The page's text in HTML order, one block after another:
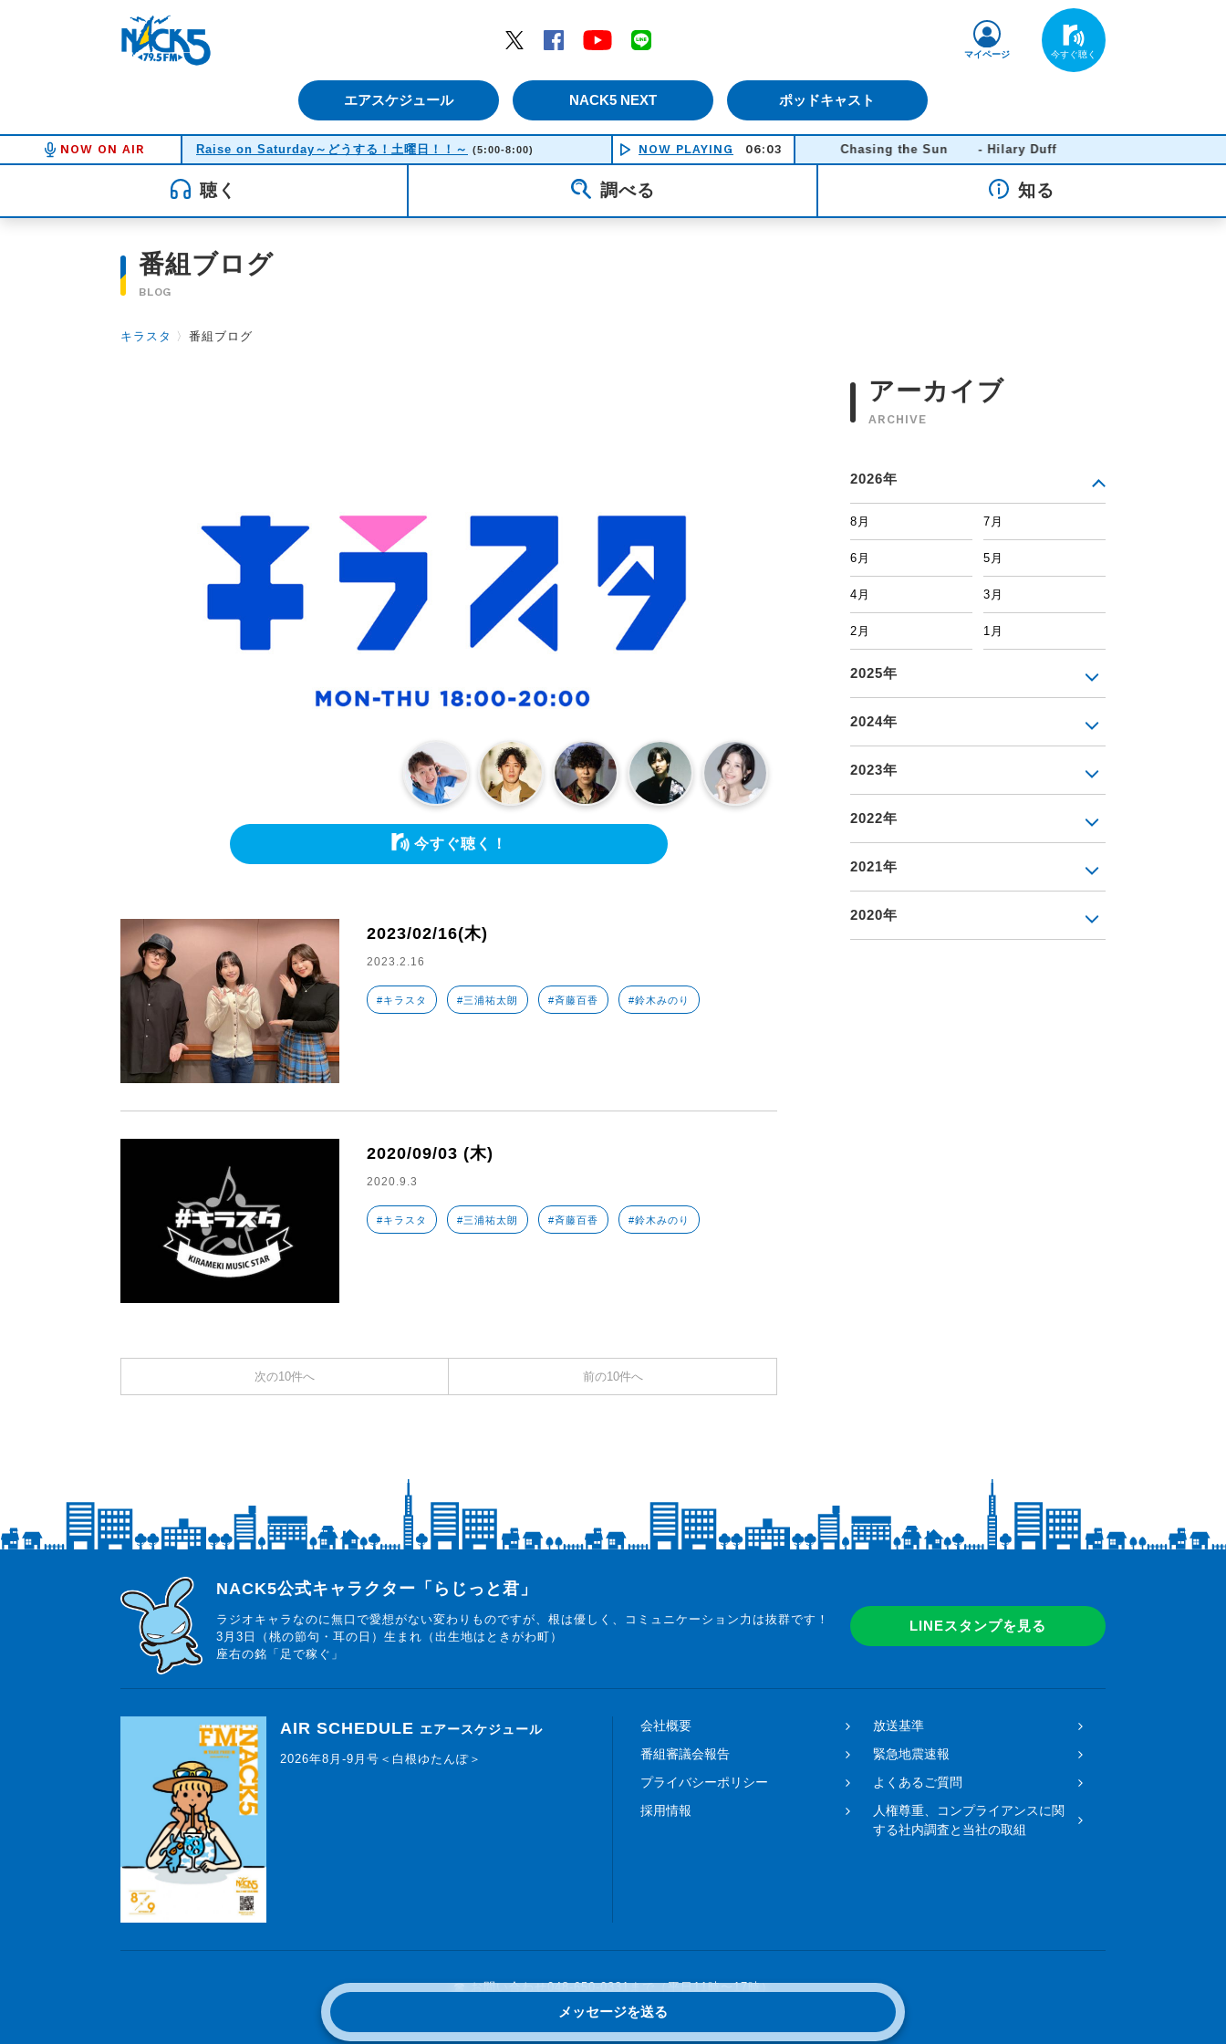
Twitter
Facebook YouTube
エアスケジュール NACK5 NEXT ポッドキャスト
マイページ
NOW ON AIR Raise on Saturday～どうする！土曜日！！～ (5:00-8:00) NOW PLAYING 06:03 Chasing the Sun - Hilary Duff
聴く 調べる 知る
番組ブログ
BLOG
キラスタ 〉 番組ブログ
今すぐ聴く！
2023/02/16(木)
2023.2.16
#キラスタ #三浦祐太朗 #斉藤百香 #鈴木みのり
2020/09/03 (木)
2020.9.3
#キラスタ #三浦祐太朗 #斉藤百香 #鈴木みのり
次の10件へ 前の10件へ
アーカイブ
ARCHIVE
2026年
8月 7月
6月 5月
4月 3月
2月 1月
2025年
2024年
2023年
2022年
2021年
2020年
メッセージを送る
らじっと君
NACK5公式キャラクター「らじっと君」
ラジオキャラなのに無口で愛想がない変わりものですが、根は優しく、コミュニケーション力は抜群です！
3月3日（桃の節句・耳の日）生まれ（出生地はときがわ町）
座右の銘「足で稼ぐ」
LINEスタンプを見る
AIR SCHEDULE エアースケジュール
2026年8月-9月号＜白根ゆたんぽ＞
会社概要
放送基準
番組審議会報告
緊急地震速報
プライバシーポリシー
よくあるご質問
採用情報
人権尊重、コンプライアンスに関
する社内調査と当社の取組
☎ お問い合わせ048-650-0331まで（平日11時〜17時）
Copyright © 2019 FM NACK5 All rights reserved.